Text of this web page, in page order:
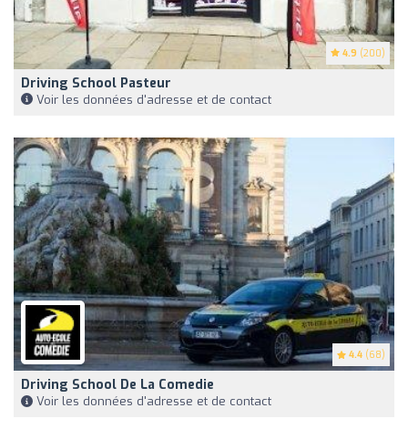
4.9 (200)
Driving School Pasteur
Voir les données d'adresse et de contact
4.4 (68)
Driving School De La Comedie
Voir les données d'adresse et de contact